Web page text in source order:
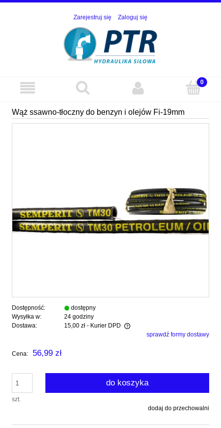
Zarejestruj się Zaloguj się
Wąż ssawno-tłoczny do benzyn i olejów Fi-19mm
Dostępność:
dostępny
Wysyłka w:
24 godziny
Dostawa:
15,00 zł - Kurier DPD
Cena nie zawiera ewentualnych kosztów płatnościsprawdź formy dostawy
Cena: 56,99 zł
szt.
do koszyka
dodaj do przechowalni